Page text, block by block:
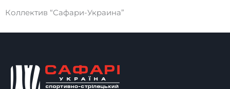
Коллектив “Сафари-Украина”